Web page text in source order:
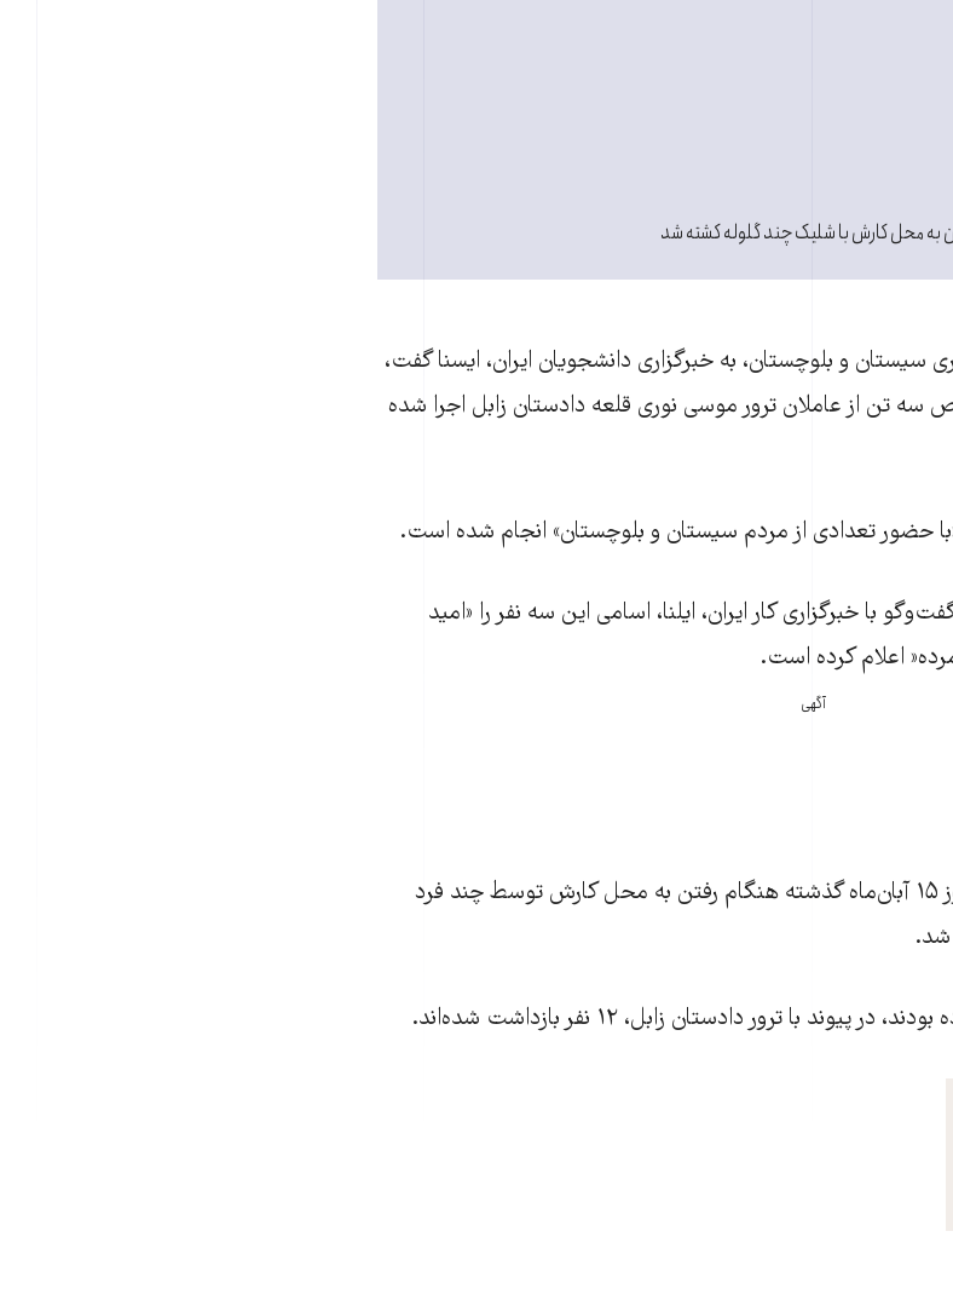
به محل کارش با شلیک چند گلوله کشته شد
و بلوچستان، به خبرگزاری دانشجویان ایران، ایسنا گفت،
از عاملان ترور موسی نوری قلعه دادستان زابل اجرا شده
حضور تعدادی از مردم سیستان و بلوچستان» انجام شده است.
با خبرگزاری کار ایران، ایلنا، اسامی این سه نفر را «امید
اعلام کرده است.
آگهی
موسی نوری قلعه، دادستان زابل روز ۱۵ آبان‌ماه گذشته هنگام رفتن به محل کارش توسط چند فرد
شد.
با ترور دادستان زابل، ۱۲ نفر بازداشت شده‌اند.